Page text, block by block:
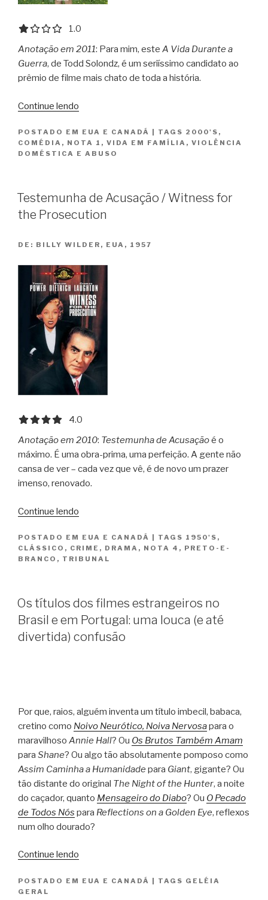
1.0 out of 5.0 stars
1.0
Anotação em 2011: Para mim, este A Vida Durante a
Guerra, de Todd Solondz, é um seriíssimo candidato ao
prêmio de filme mais chato de toda a história.
Continue lendo
Durante
a
Wartime”
POSTADO EM EUA E CANADÁ TAGS 2000'S ,
COMÉDIA , NOTA 1 , VIDA EM FAMÍLIA , VIOLÊNCIA
DOMÉSTICA E ABUSO
Testemunha de Acusação / Witness for
the Prosecution
DE: BILLY WILDER, EUA, 1957
4.0 out of 5.0 stars
4.0
Anotação em 2010: Testemunha de Acusaçãoé o
máximo. É uma obra-prima, uma perfeição. A gente não
cansa de ver – cada vez que vê, é de novo um prazer
imenso, renovado.
Continue lendo
Acusação
/
the
POSTADO EM EUA E CANADÁ TAGS 1950'S ,
CLÁSSICO , CRIME , DRAMA , NOTA 4 , PRETO-E-
BRANCO , TRIBUNAL
Os títulos dos filmes estrangeiros no
Brasil e em Portugal: uma louca (e até
divertida) confusão
Por que, raios, alguém inventa um título imbecil, babaca,
cretino como Noivo Neurótico, Noiva Nervosapara o
maravilhoso Annie Hall? Ou Os Brutos Também Amam
para Shane? Ou algo tão absolutamente pomposo como
Assim Caminha a Humanidade para Giant, gigante? Ou
tão distante do original The Night of the Hunter, a noite
do caçador, quanto Mensageiro do Diabo? Ou O Pecado
de Todos Nós para Reflections on a Golden Eye, reflexos
num olho dourado?
Continue lendo
dos
POSTADO EM EUA E CANADÁ | TAGS GELÉIA
GERAL